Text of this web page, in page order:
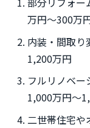
万円～300万
内装・間取
1,200万円
フルリノベー
1,000万円～
二世帯住宅や